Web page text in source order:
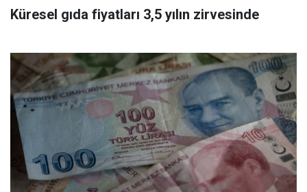
Küresel gıda fiyatları 3,5 yılın zirvesinde